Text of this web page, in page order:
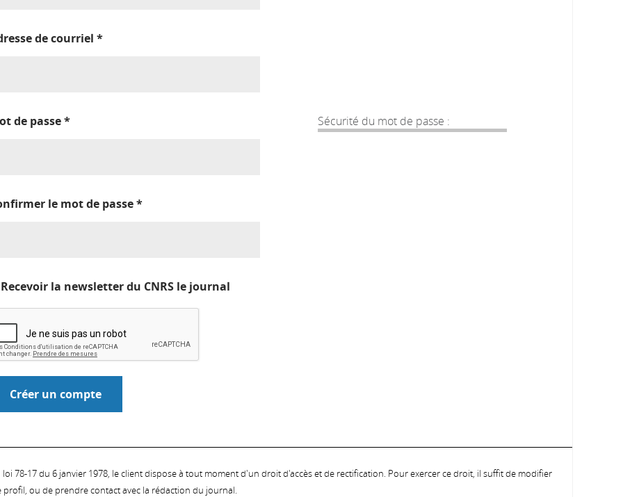
de courriel *
Sécurité du mot de passe :
de passe*
le mot de passe*
Recevoir la newsletter du CNRS le journal
78-17 du 6 janvier 1978, le client dispose à tout moment d'un droit d'accès et de rectification. Pour exercer ce droit, il suffit de modifier
ou de prendre contact avec la rédaction du journal.